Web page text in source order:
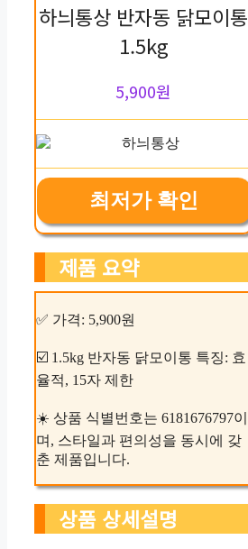
하늬통상 반자동 닭모이통
1.5kg
5,900원
최저가 확인
제품 요약
✅ 가격: 5,900원
☑️ 1.5kg 반자동 닭모이통 특징: 효
율적, 15자 제한
☀️ 상품 식별번호는 6181676797이
며, 스타일과 편의성을 동시에 갖
춘 제품입니다.
상품 상세설명